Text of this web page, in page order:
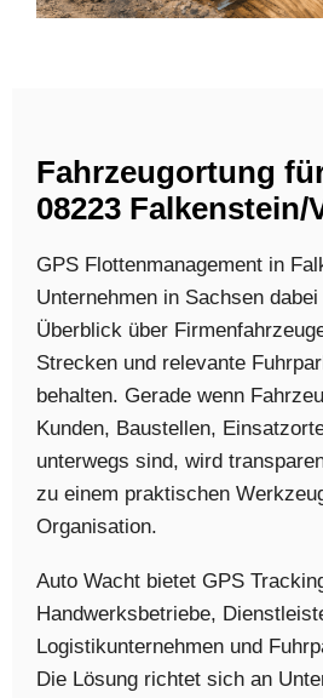
Fahrzeugortung
08223 Falkenstein/
GPS Flottenmanagement in
Unternehmen in Sachsen
Überblick über
Strecken und relevante
behalten. Gerade wenn
Kunden, Baustellen,
unterwegs sind, wird
zu einem praktischen
Organisation.
Auto Wacht bietet GPS
Handwerksbetriebe,
Logistikunternehmen und
Die Lösung richtet sich an